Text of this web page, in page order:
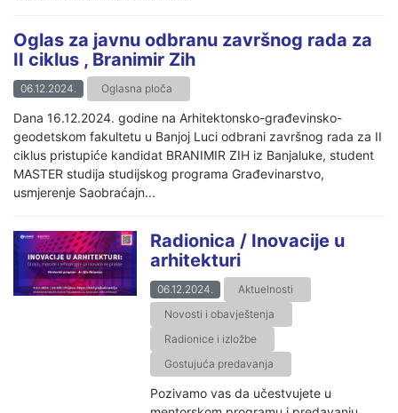
Oglas za javnu odbranu završnog rada za
II ciklus , Branimir Zih
06.12.2024. Oglasna ploča
Dana 16.12.2024. godine na Arhitektonsko-građevinsko-
geodetskom fakultetu u Banjoj Luci odbrani završnog rada za II
ciklus pristupiće kandidat BRANIMIR ZIH iz Banjaluke, student
MASTER studija studijskog programa Građevinarstvo,
usmjerenje Saobraćajn...
Radionica / Inovacije u
arhitekturi
06.12.2024.
Aktuelnosti
Novosti i obavještenja
Radionice i izložbe
Gostujuća predavanja
Pozivamo vas da učestvujete u